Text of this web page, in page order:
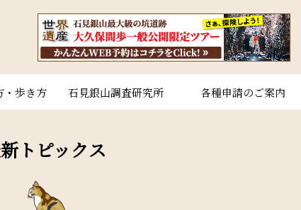
・歩き方 石見銀山調査研究所 各種申請のご案内
トピックス